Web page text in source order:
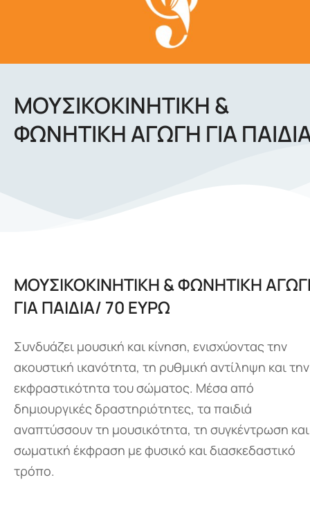
ΜΟΥΣΙΚΟΚΙΝΗΤΙΚΗ &
ΦΩΝΗΤΙΚΗ ΑΓΩΓΗ ΓΙΑ
ΜΟΥΣΙΚΟΚΙΝΗΤΙΚΗ & ΦΩΝΗΤΙΚΗ
ΓΙΑ ΠΑΙΔΙΑ/ 70 ΕΥΡΩ
Συνδυάζει μουσική και κίνηση, ενισχύοντας την
ακουστική ικανότητα, τη ρυθμική αντίληψη και την
εκφραστικότητα του σώματος. Μέσα από
δημιουργικές δραστηριότητες, τα παιδιά
αναπτύσσουν τη μουσικότητα, τη συγκέντρωση
σωματική έκφραση με φυσικό και διασκεδαστικό
τρόπο.